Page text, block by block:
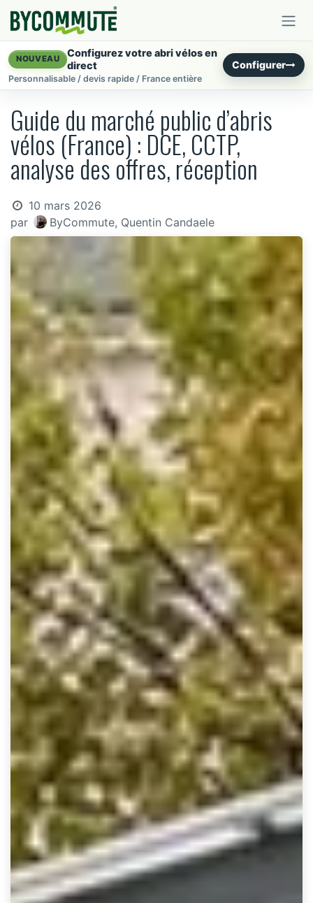
NOUVEAU
Configurez votre abri vélos en
direct
Personnalisable / devis rapide / France entière
Configurer
Guide du marché public d’abris
vélos (France) : DCE, CCTP,
analyse des offres, réception
10 mars 2026
par
ByCommute, Quentin Candaele